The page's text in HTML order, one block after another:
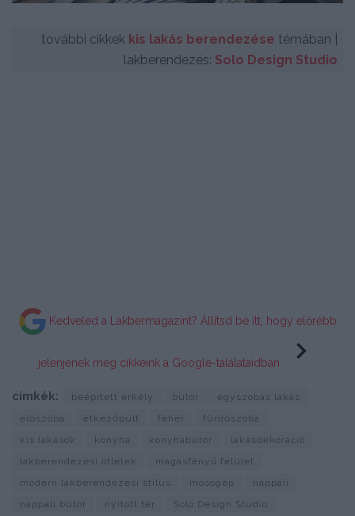
további cikkek kis lakás berendezése témában |
lakberendezés: Solo Design Studio
Kedveled a Lakbermagazint? Állítsd be itt, hogy előrébb
jelenjenek meg cikkeink a Google-találataidban.
címkék: beépített erkély bútor
egyszobás lakás
előszoba
étkezőpult fehér
fürdőszoba
kis lakások
konyha konyhabútor
lakásdekoráció
lakberendezési ötletek
magasfényű felület
modern lakberendezési stílus
mosógép
nappali
nappali bútor
nyitott tér
Solo Design Studio